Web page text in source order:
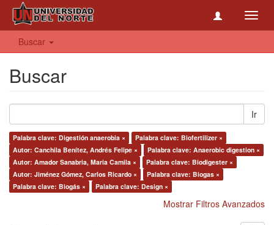
Buscar
Buscar
Ir
Palabra clave: Digestión anaerobia ×
Palabra clave: Biofertilizer ×
Autor: Canchila Benítez, Andrés Felipe ×
Palabra clave: Anaerobic digestion ×
Autor: Amador Sanabria, Maria Camila ×
Palabra clave: Biodigester ×
Autor: Jiménez Gómez, Carlos Ricardo ×
Palabra clave: Biogas ×
Palabra clave: Biogás ×
Palabra clave: Design ×
Mostrar Filtros Avanzados